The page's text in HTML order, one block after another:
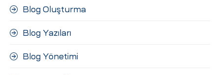
Blog Oluşturma
Blog Yazıları
Blog Yönetimi